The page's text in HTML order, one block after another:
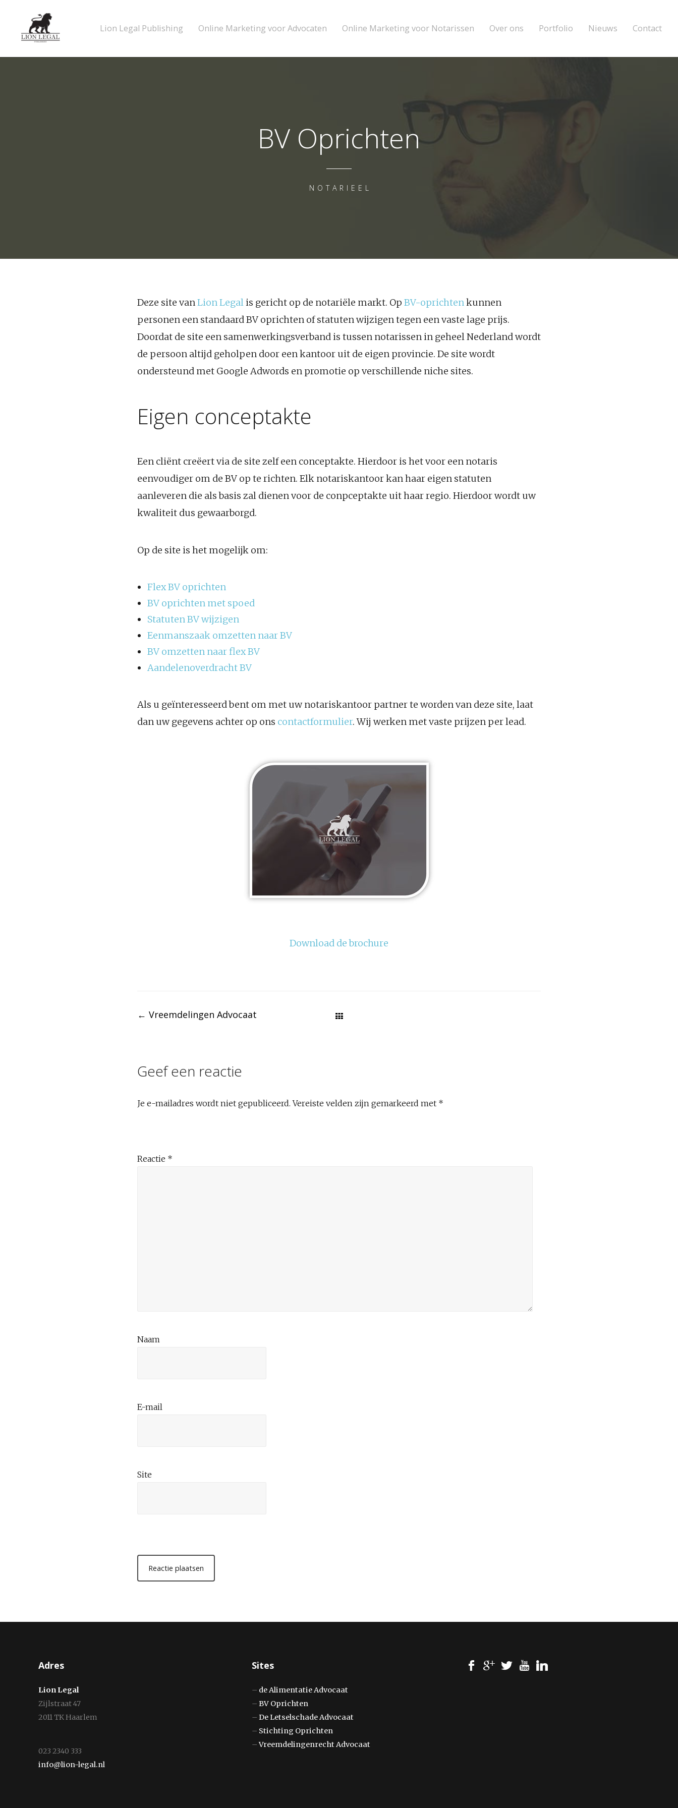
Lion Legal Publishing Online Marketing voor Advocaten Online Marketing voor Notarissen Over ons Portfolio Nieuws Contact
BV Oprichten
NOTARIEEL
Deze site vanLion Legalis gericht op de notariële markt. Op BV-oprichtenkunnen
personen een standaard BV oprichten of statuten wijzigen tegen een vaste lage prijs.
Doordat de site een samenwerkingsverband is tussen notarissen in geheel Nederland wordt
de persoon altijd geholpen door een kantoor uit de eigen provincie. De site wordt
ondersteund met Google Adwords en promotie op verschillende niche sites.
Eigen conceptakte
Een cliënt creëert via de site zelf een conceptakte. Hierdoor is het voor een notaris
eenvoudiger om de BV op te richten. Elk notariskantoor kan haar eigen statuten
aanleveren die als basis zal dienen voor de conpceptakte uit haar regio. Hierdoor wordt uw
kwaliteit dus gewaarborgd.
Op de site is het mogelijk om:
Flex BV oprichten
BV oprichten met spoed
Statuten BV wijzigen
Eenmanszaak omzetten naar BV
BV omzetten naar flex BV
Aandelenoverdracht BV
Als u geïnteresseerd bent om met uw notariskantoor partner te worden van deze site, laat
dan uw gegevens achter op ons contactformulier. Wij werken met vaste prijzen per lead.
Download de brochure
← Vreemdelingen Advocaat
Geef een reactie
Je e-mailadres wordt niet gepubliceerd. Vereiste velden zijn gemarkeerd met *
Reactie *
Naam
E-mail
Site
Adres
Lion Legal
Zijlstraat 47
2011 TK Haarlem
023 2340 333
info@lion-legal.nl
Sites
– de Alimentatie Advocaat
–BV Oprichten
–De Letselschade Advocaat
– Stichting Oprichten
–Vreemdelingenrecht Advocaat